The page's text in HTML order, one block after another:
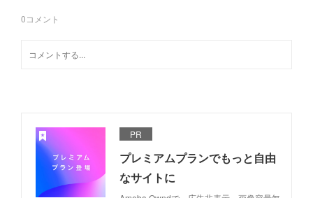
0コメント
PR
プレミアムプランでもっと自由
なサイトに